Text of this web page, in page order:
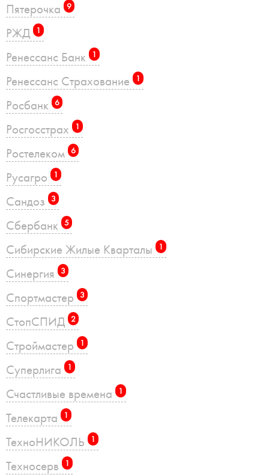
Пятерочка 9
РЖД 1
Ренессанс Банк 1
Ренессанс Страхование 1
Росбанк 6
Росгосстрах 1
Ростелеком 6
Русагро 1
Сандоз 3
Сбербанк 5
Сибирские Жилые Кварталы 1
Синергия 3
Спортмастер 3
СтопСПИД 2
Строймастер 1
Суперлига 1
Счастливые времена 1
Телекарта 1
ТехноНИКОЛЬ 1
Техносерв 1